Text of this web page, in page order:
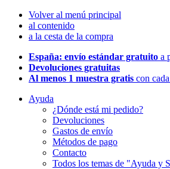
Volver al menú principal
al contenido
a la cesta de la compra
España: envío estándar gratuito a
Devoluciones gratuitas
Al menos 1 muestra gratis con
Ayuda
¿Dónde está mi pedido?
Devoluciones
Gastos de envío
Métodos de pago
Contacto
Todos los temas de "Ayuda y